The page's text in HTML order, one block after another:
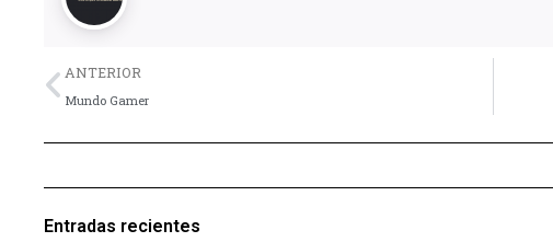
Previo
ANTERIOR
Mundo Gamer
Entradas recientes